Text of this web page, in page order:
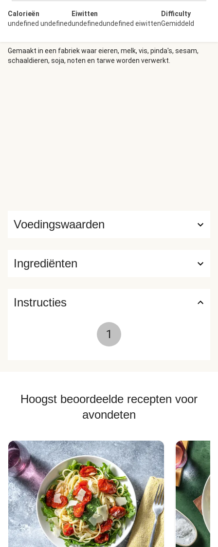
Calorieën
undefined undefined
Eiwitten
undefinedundefined eiwitten
Difficulty
Gemiddeld
Gemaakt in een fabriek waar eieren, melk, vis, pinda's, sesam,
schaaldieren, soja, noten en tarwe worden verwerkt.
Ingrediënten
Voedingswaarden
Instructies
1
Hoogst beoordeelde recepten voor
avondeten